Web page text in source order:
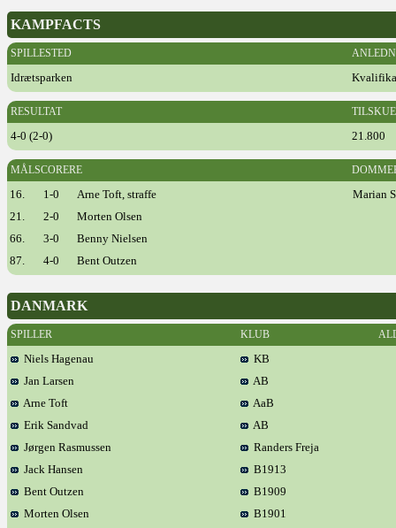
KAMPFACTS
SPILLESTED
Idrætsparken
RESULTAT
4-0 (2-0) 21.800
MÅLSCORERE
16. 1-0 Arne Toft, straffe
Marian
21.
2-0
Morten Olsen
66.
3-0
Benny Nielsen
87.
4-0 Bent Outzen
DANMARK
SPILLER KLUB
Niels Hagenau
KB
Jan Larsen
AB
Arne Toft
AaB
Erik Sandvad
AB
Jørgen Rasmussen
Randers Freja
Jack Hansen
B1913
Bent Outzen
B1909
Morten Olsen
B1901